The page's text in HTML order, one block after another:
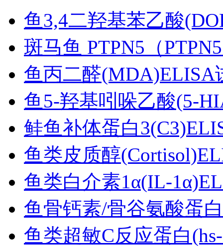
鱼3,4二羟基苯乙酸
斑马鱼 PTPN5（
鱼丙二醛(MDA)ELISA
鱼5-羟基吲哚乙酸(5-
鲑鱼补体蛋白
鱼类皮质醇
鱼类白介素1α(IL-
鱼骨钙素/骨谷氨酸蛋
鱼类超敏C反应蛋白